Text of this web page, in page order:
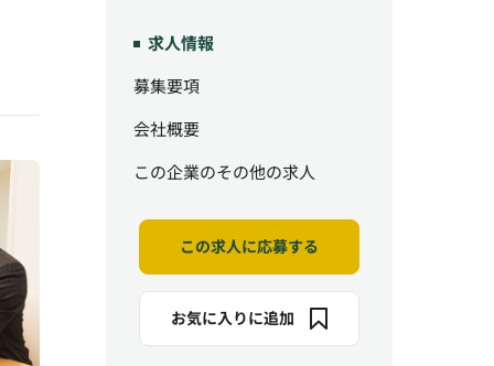
求人情報
募集要項
会社概要
この企業のその他の求人
この求人に応募する
お気に入りに追加